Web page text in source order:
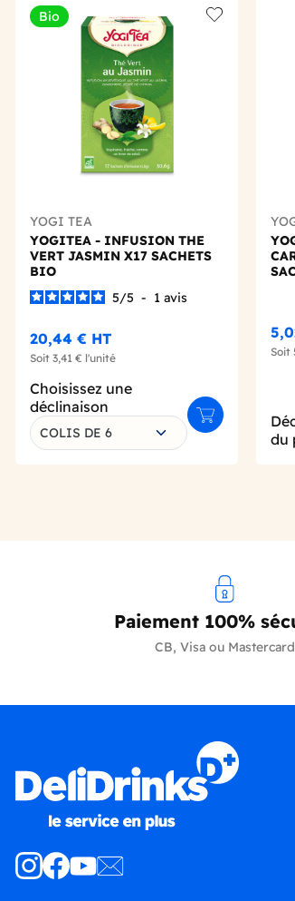
Bio
YOGI TEA
YOGITEA - INFUSION THE
VERT JASMIN X17 SACHETS
BIO
5/5 - 1 avis
20,44 € HT
Soit 3,41 € l'unité
Choisissez une
déclinaison
COLIS DE 6
Ajouter au
Soit
du
Paiement 100%
CB, Visa ou Mastercard